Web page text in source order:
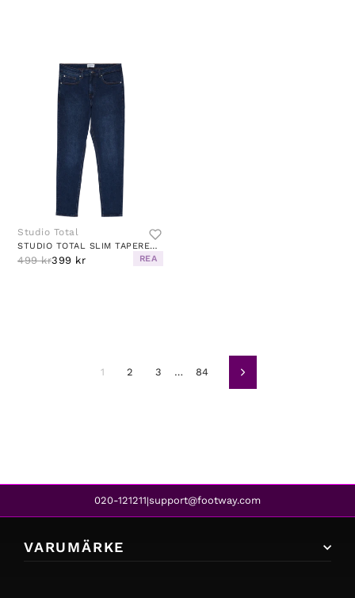
Studio Total
STUDIO TOTAL SLIM TAPERED JEANS
499 kr399 kr REA
1 2 3 … 84 Nästa
020-121211|support@footway.com
VARUMÄRKE